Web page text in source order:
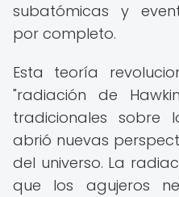
subatómicas y
por completo.
Esta teoría
"radiación de
tradicionales sobre
abrió nuevas
del universo. La
que los agujeros